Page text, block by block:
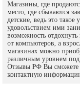
Магазины, где
место, где сбываются
детские, ведь это такое
удовольствием ими
возможность отдохнуть
от компьютеров, а
магазинах можно
различным уровнем
Отзывы РФ Вы сможете
контактную